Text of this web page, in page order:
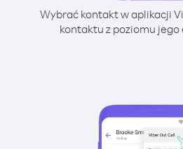
Wybrać kontakt w aplikacji
kontaktu z poziomu